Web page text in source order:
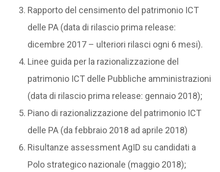
Rapporto del censimento del patrimonio ICT
delle PA (data di rilascio prima release:
dicembre 2017 – ulteriori rilasci ogni 6 mesi).
Linee guida per la razionalizzazione del
patrimonio ICT delle Pubbliche amministrazioni
(data di rilascio prima release: gennaio 2018);
Piano di razionalizzazione del patrimonio ICT
delle PA (da febbraio 2018 ad aprile 2018)
Risultanze assessment AgID su candidati a
Polo strategico nazionale (maggio 2018);